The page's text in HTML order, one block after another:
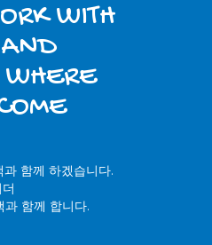
WITH
AND
함께 하겠습니다.
과 함께 합니다.